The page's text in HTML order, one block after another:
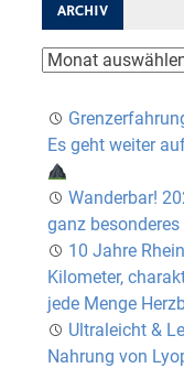
ARCHIV
Archiv
Es geht weiter
Wanderbar!
ganz besonderes
10 Jahre
Kilometer,
jede Menge
Ultraleicht &
Nahrung von